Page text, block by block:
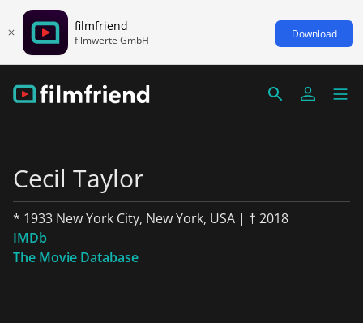
filmfriend
filmwerte GmbH Download
Cecil Taylor
* 1933 New York City, New York, USA | † 2018
IMDb
The Movie Database